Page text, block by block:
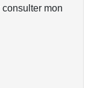
mon